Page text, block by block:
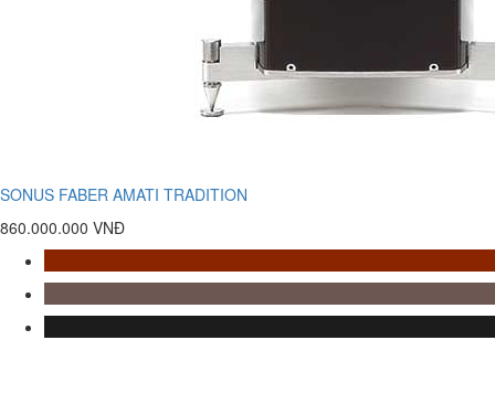
SONUS FABER AMATI TRADITION
860.000.000 VNĐ